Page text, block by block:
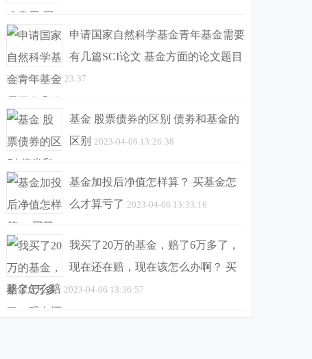
申请国家自然科学基金青年基金需要
有几篇SCI论文 基金方面的论文题目
2023-04-06 13:23:37
基金 股票债券的区别 债劵和基金的
区别 2023-04-06 13:26:38
基金加投后净值怎样算？ 买基金怎
么才算亏了 2023-04-06 13:33:16
我买了20万的基金，赔了6万多了，
现在还在赔，现在该怎么办啊？ 买
基金怎么赔 2023-04-06 13:36:57